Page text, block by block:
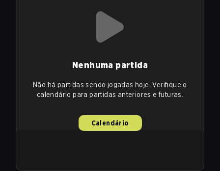
Nenhuma partida
Não há partidas sendo jogadas hoje. Verifique o
calendário para partidas anteriores e futuras.
Calendário